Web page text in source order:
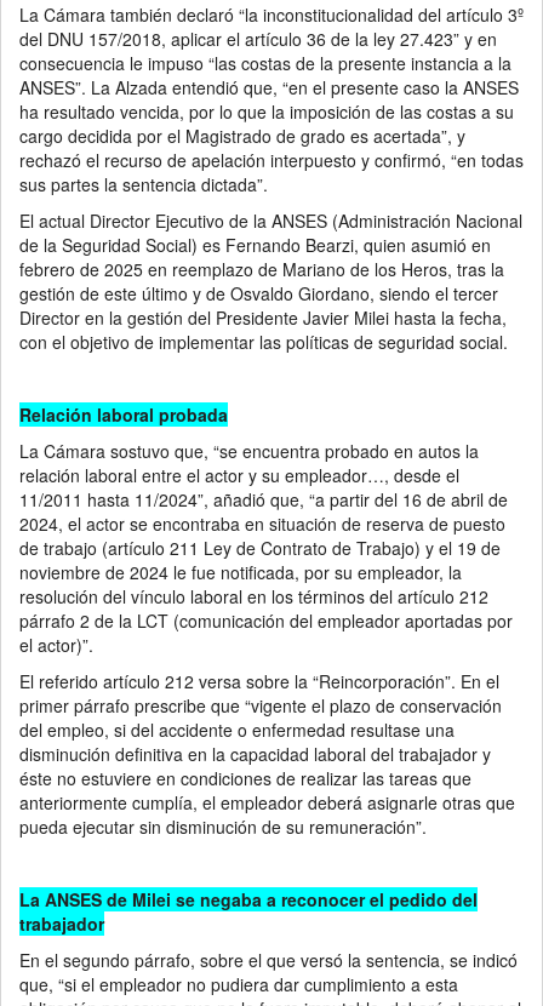
La Cámara también declaró “la inconstitucionalidad del artículo 3º
del DNU 157/2018, aplicar el artículo 36 de la ley 27.423” y en
consecuencia le impuso “las costas de la presente instancia a la
ANSES”. La Alzada entendió que, “en el presente caso la ANSES
ha resultado vencida, por lo que la imposición de las costas a su
cargo decidida por el Magistrado de grado es acertada”, y
rechazó el recurso de apelación interpuesto y confirmó, “en todas
sus partes la sentencia dictada”.
El actual Director Ejecutivo de la ANSES (Administración Nacional
de la Seguridad Social) es Fernando Bearzi, quien asumió en
febrero de 2025 en reemplazo de Mariano de los Heros, tras la
gestión de este último y de Osvaldo Giordano, siendo el tercer
Director en la gestión del Presidente Javier Milei hasta la fecha,
con el objetivo de implementar las políticas de seguridad social.
Relación laboral probada
La Cámara sostuvo que, “se encuentra probado en autos la
relación laboral entre el actor y su empleador…, desde el
11/2011 hasta 11/2024”, añadió que, “a partir del 16 de abril de
2024, el actor se encontraba en situación de reserva de puesto
de trabajo (artículo 211 Ley de Contrato de Trabajo) y el 19 de
noviembre de 2024 le fue notificada, por su empleador, la
resolución del vínculo laboral en los términos del artículo 212
párrafo 2 de la LCT (comunicación del empleador aportadas por
el actor)”.
El referido artículo 212 versa sobre la “Reincorporación”. En el
primer párrafo prescribe que “vigente el plazo de conservación
del empleo, si del accidente o enfermedad resultase una
disminución definitiva en la capacidad laboral del trabajador y
éste no estuviere en condiciones de realizar las tareas que
anteriormente cumplía, el empleador deberá asignarle otras que
pueda ejecutar sin disminución de su remuneración”.
La ANSES de Milei se negaba a reconocer el pedido del
trabajador
En el segundo párrafo, sobre el que versó la sentencia, se indicó
que, “si el empleador no pudiera dar cumplimiento a esta